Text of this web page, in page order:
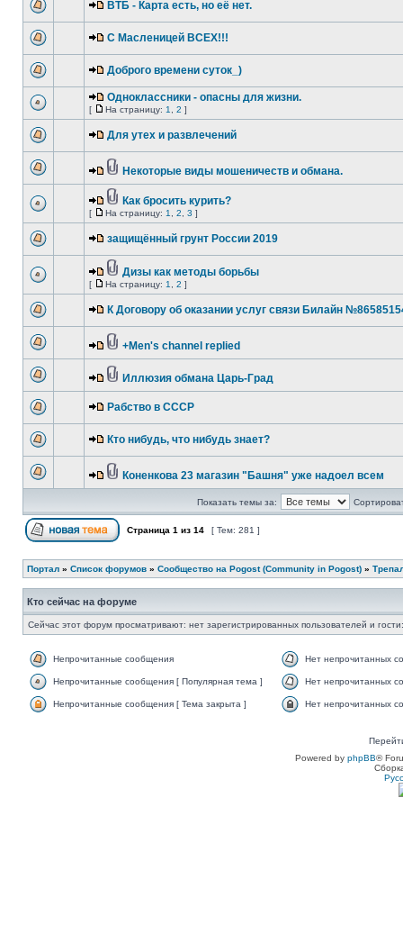
ВТБ - Карта есть, но её нет.
С Масленицей ВСЕХ!!!
Доброго времени суток_)
Одноклассники - опасны для жизни.
[ На страницу: 1 2 ]
Для утех и развлечений
Некоторые виды мошеничеств и обмана.
Как бросить курить?
[ На страницу: 1 2 3 ]
защищённый грунт России 2019
Дизы как методы борьбы
[ На страницу: 1 2 ]
К Договору об оказании услуг связи Билайн
+Men's channel replied
Иллюзия обмана Царь-Град
Рабство в СССР
Кто нибудь, что нибудь знает?
Коненкова 23 магазин "Башня" уже надоел всем
Показать темы за:
Страница 1 из 14 [ Тем: 281 ]
Портал » Список форумов » Сообщество на Pogost (Community in Pogost) »
Кто сейчас на форуме
Сейчас этот форум просматривают: нет зарегистрированных пользователей и
Непрочитанные сообщения Нет непрочитанных
Непрочитанные сообщения [ Популярная тема ] Нет непрочитанных
Непрочитанные сообщения [ Тема закрыта ] Нет непрочитанных
Powered by phpBB®